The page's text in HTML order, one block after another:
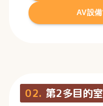
AV設
02. 第2多目的室